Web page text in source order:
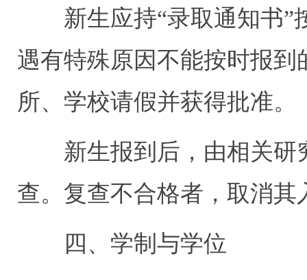
新生应持“录取通知书
遇有特殊原因不能按时报
所、学校请假并获得批准。
新生报到后，由相关
查。复查不合格者，取消其
四、学制与学位